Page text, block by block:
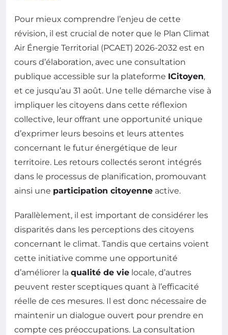
Pour mieux comprendre l’enjeu de cette
révision, il est crucial de noter que le Plan Climat
Air Énergie Territorial (PCAET) 2026-2032 est en
cours d’élaboration, avec une consultation
publique accessible sur la plateforme ICitoyen,
et ce jusqu’au 31 août. Une telle démarche vise à
impliquer les citoyens dans cette réflexion
collective, leur offrant une opportunité unique
d’exprimer leurs besoins et leurs attentes
concernant le futur énergétique de leur
territoire. Les retours collectés seront intégrés
dans le processus de planification, promouvant
ainsi une participation citoyenne active.
Parallèlement, il est important de considérer les
disparités dans les perceptions des citoyens
concernant le climat. Tandis que certains voient
cette initiative comme une opportunité
d’améliorer la qualité de vie locale, d’autres
peuvent rester sceptiques quant à l’efficacité
réelle de ces mesures. Il est donc nécessaire de
maintenir un dialogue ouvert pour prendre en
compte ces préoccupations. La consultation